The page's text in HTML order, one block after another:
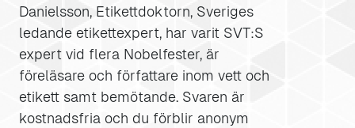
Danielsson, Etikettdoktorn, Sveriges
ledande etikettexpert, har varit SVT:S
expert vid flera Nobelfester, är
föreläsare och författare inom vett och
etikett samt bemötande. Svaren är
kostnadsfria och du förblir anonym